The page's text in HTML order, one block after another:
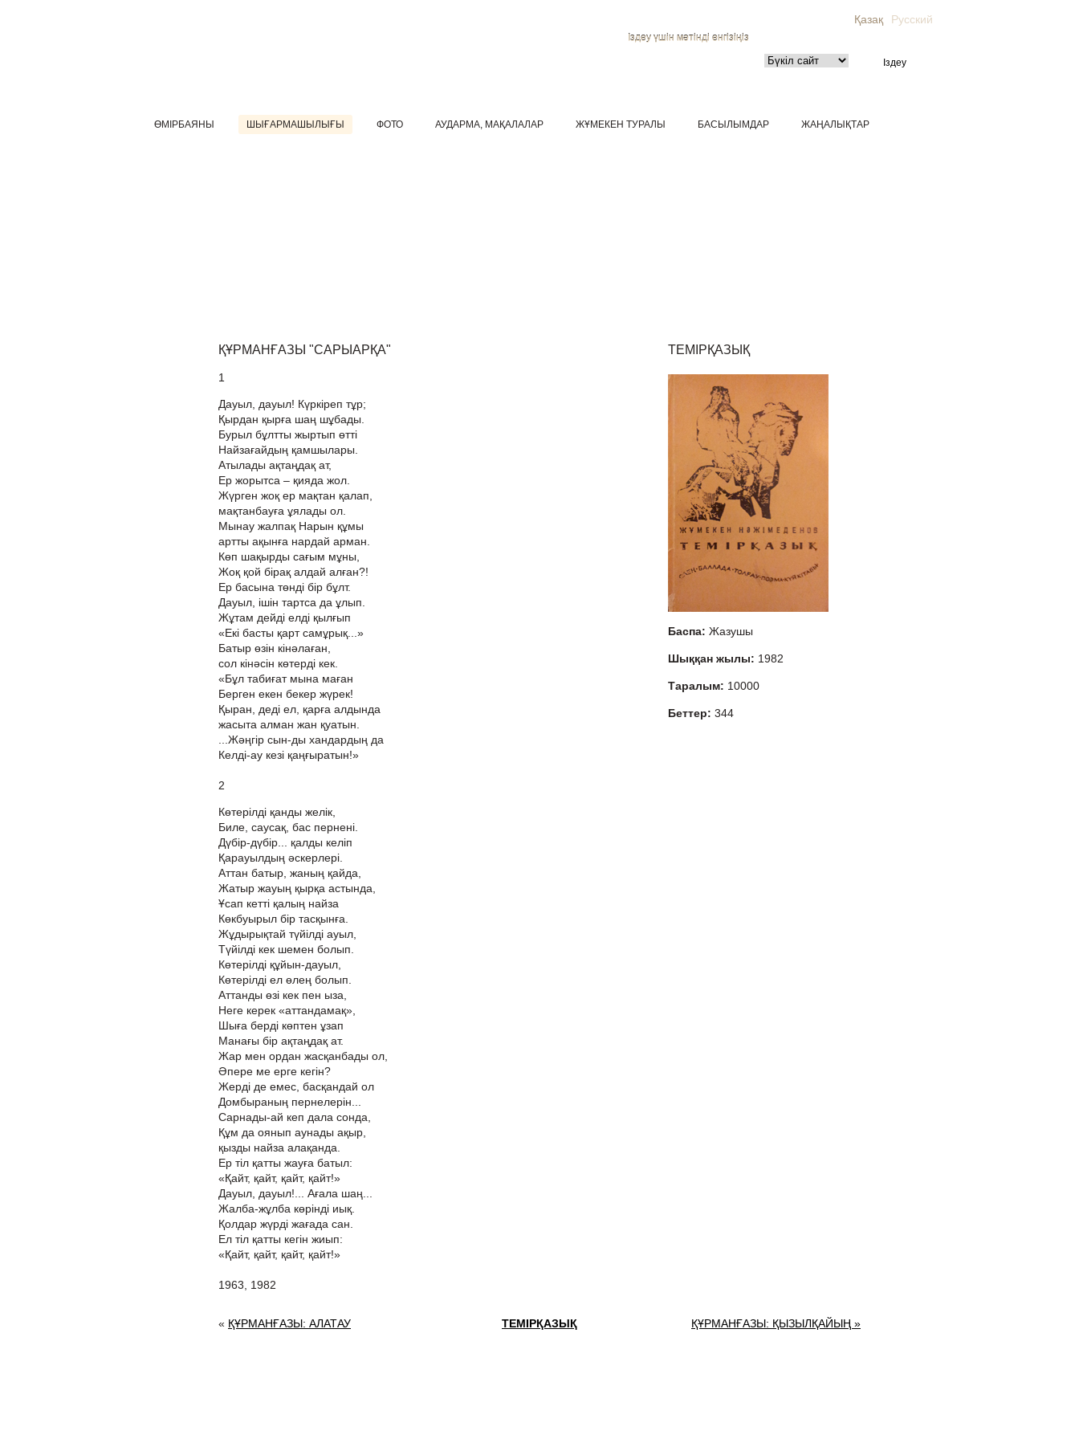
Қазақ Русский
Іздеу үшін мәтінді енгізіңіз
ӨМІРБАЯНЫ ШЫҒАРМАШЫЛЫҒЫ ФОТО АУДАРМА, МАҚАЛАЛАР ЖҰМЕКЕН ТУРАЛЫ БАСЫЛЫМДАР ЖАҢАЛЫҚТАР
ҚҰРМАНҒАЗЫ "САРЫАРҚА"
1
Дауыл, дауыл! Күркіреп тұр;
Қырдан қырға шаң шұбады.
Бурыл бұлтты жыртып өтті
Найзағайдың қамшылары.
Атылады ақтаңдақ ат,
Ер жорытса – қияда жол.
Жүрген жоқ ер мақтан қалап,
мақтанбауға ұялады ол.
Мынау жалпақ Нарын құмы
артты ақынға нардай арман.
Көп шақырды сағым мұны,
Жоқ қой бірақ алдай алған?!
Ер басына төнді бір бұлт.
Дауыл, ішін тартса да ұлып.
Жұтам дейді елді қылғып
«Екі басты қарт самұрық...»
Батыр өзін кінәлаған,
сол кінәсін көтерді кек.
«Бұл табиғат мына маған
Берген екен бекер жүрек!
Қыран, деді ел, қарға алдында
жасыта алман жан қуатын.
...Жәңгір сын-ды хандардың да
Келді-ау кезі қаңғыратын!»
2
Көтерілді қанды желік,
Биле, саусақ, бас пернені.
Дүбір-дүбір... қалды келіп
Қарауылдың әскерлері.
Аттан батыр, жаның қайда,
Жатыр жауың қырқа астында,
Ұсап кетті қалың найза
Көкбуырыл бір тасқынға.
Жұдырықтай түйілді ауыл,
Түйілді кек шемен болып.
Көтерілді құйын-дауыл,
Көтерілді ел өлең болып.
Аттанды өзі кек пен ыза,
Неге керек «аттандамақ»,
Шыға берді көптен ұзап
Манағы бір ақтаңдақ ат.
Жар мен ордан жасқанбады ол,
Әпере ме ерге кегін?
Жерді де емес, басқандай ол
Домбыраның пернелерін...
Сарнады-ай кеп дала сонда,
Құм да оянып аунады ақыр,
қызды найза алақанда.
Ер тіл қатты жауға батыл:
«Қайт, қайт, қайт, қайт!»
Дауыл, дауыл!... Ағала шаң...
Жалба-жұлба көрінді иық.
Қолдар жүрді жағада сан.
Ел тіл қатты кегін жиып:
«Қайт, қайт, қайт, қайт!»
1963, 1982
ТЕМІРҚАЗЫҚ
Баспа: Жазушы
Шыққан жылы: 1982
Таралым: 10000
Беттер: 344
« ҚҰРМАНҒАЗЫ: АЛАТАУ ТЕМІРҚАЗЫҚ ҚҰРМАНҒАЗЫ: ҚЫЗЫЛҚАЙЫҢ »